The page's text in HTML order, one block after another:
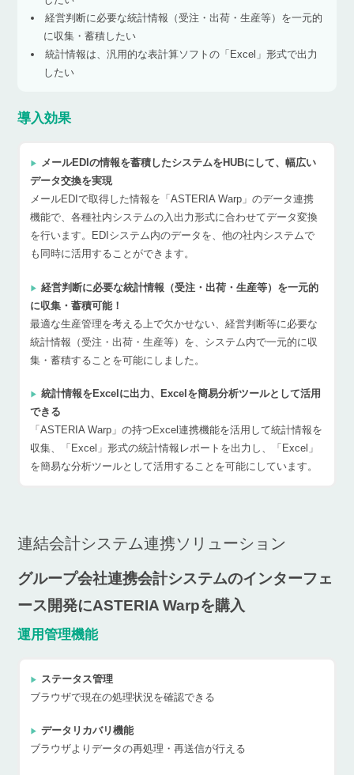
経営判断に必要な統計情報（受注・出荷・生産等）を一元的
に収集・蓄積したい
統計情報は、汎用的な表計算ソフトの「Excel」形式で出力
したい
導入効果
メールEDIの情報を蓄積したシステムをHUBにして、幅広い
データ交換を実現
メールEDIで取得した情報を「ASTERIA Warp」のデータ連携
機能で、各種社内システムの入出力形式に合わせてデータ変換
を行います。EDIシステム内のデータを、他の社内システムで
も同時に活用することができます。
経営判断に必要な統計情報（受注・出荷・生産等）を一元的
に収集・蓄積可能！
最適な生産管理を考える上で欠かせない、経営判断等に必要な
統計情報（受注・出荷・生産等）を、システム内で一元的に収
集・蓄積することを可能にしました。
統計情報をExcelに出力、Excelを簡易分析ツールとして活用
できる
「ASTERIA Warp」の持つExcel連携機能を活用して統計情報を
収集、「Excel」形式の統計情報レポートを出力し、「Excel」
を簡易な分析ツールとして活用することを可能にしています。
連結会計システム連携ソリューション
グループ会社連携会計システムのインターフェ
ース開発にASTERIA Warpを購入
運用管理機能
ステータス管理
ブラウザで現在の処理状況を確認できる
データリカバリ機能
ブラウザよりデータの再処理・再送信が行える